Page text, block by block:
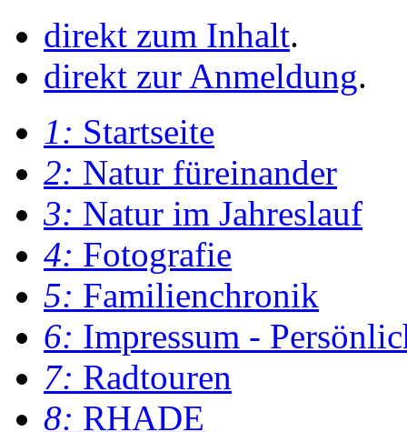
direkt zum Inhalt.
direkt zur Anmeldung.
1: Startseite
2: Natur füreinander
3: Natur im Jahreslauf
4: Fotografie
5: Familienchronik
6: Impressum -
7: Radtouren
8: RHADE